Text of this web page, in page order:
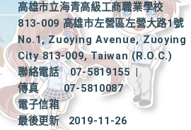
高雄市立海青高級工商職業學校
813-009 高雄市左營區左營大路1號
No.1, Zuoying Avenue,
City 813-009, Taiwan (R.O.C.)
聯絡電話
07-5819155
|
傳真
07-5810087
電子信箱
最後更新
2019-11-26